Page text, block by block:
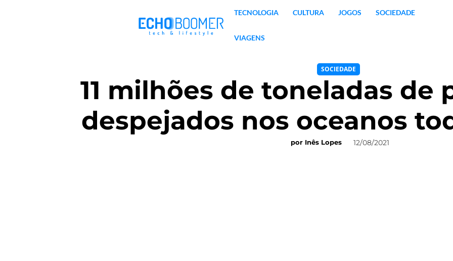
TECNOLOGIA CULTURA JOGOS SOCIEDADE
VIAGENS
SOCIEDADE
11 milhões de toneladas de
despejados nos oceanos
por Inês Lopes 12/08/2021